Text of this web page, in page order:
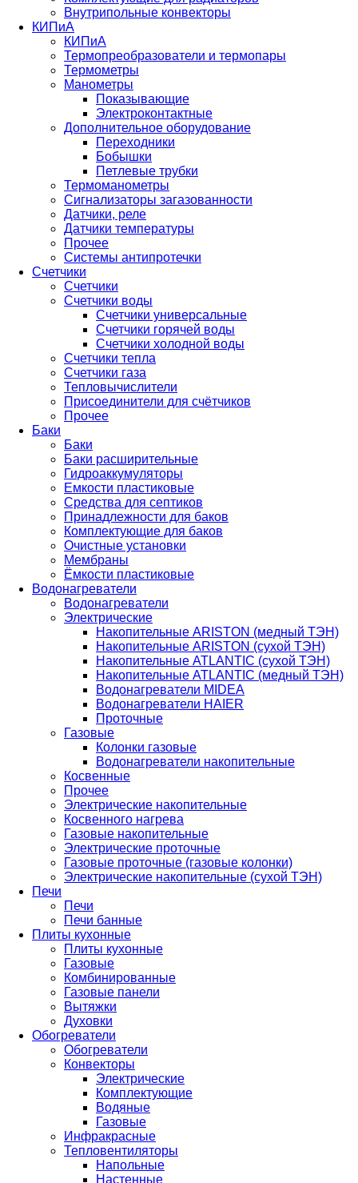
Внутрипольные конвекторы
КИПиА
КИПиА
Термопреобразователи и термопары
Термометры
Манометры
Показывающие
Электроконтактные
Дополнительное оборудование
Переходники
Бобышки
Петлевые трубки
Термоманометры
Сигнализаторы загазованности
Датчики, реле
Датчики температуры
Прочее
Системы антипротечки
Счетчики
Счетчики
Счетчики воды
Счетчики универсальные
Счетчики горячей воды
Счетчики холодной воды
Счетчики тепла
Счетчики газа
Тепловычислители
Присоединители для счётчиков
Прочее
Баки
Баки
Баки расширительные
Гидроаккумуляторы
Емкости пластиковые
Средства для септиков
Принадлежности для баков
Комплектующие для баков
Очистные установки
Мембраны
Ёмкости пластиковые
Водонагреватели
Водонагреватели
Электрические
Накопительные ARISTON (медный ТЭН)
Накопительные ARISTON (сухой ТЭН)
Накопительные ATLANTIC (сухой ТЭН)
Накопительные ATLANTIC (медный ТЭН)
Водонагреватели MIDEA
Водонагреватели HAIER
Проточные
Газовые
Колонки газовые
Водонагреватели накопительные
Косвенные
Прочее
Электрические накопительные
Косвенного нагрева
Газовые накопительные
Электрические проточные
Газовые проточные (газовые колонки)
Электрические накопительные (сухой ТЭН)
Печи
Печи
Печи банные
Плиты кухонные
Плиты кухонные
Газовые
Комбинированные
Газовые панели
Вытяжки
Духовки
Обогреватели
Обогреватели
Конвекторы
Электрические
Комплектующие
Водяные
Газовые
Инфракрасные
Тепловентиляторы
Напольные
Настенные